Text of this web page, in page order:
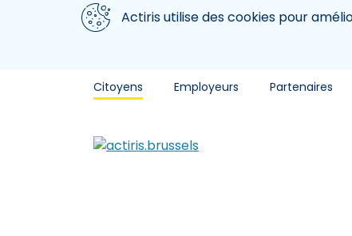
Aller au contenu principal
Nous utilisons des cookiesActiris utilise des cookies pour
Citoyens Employeurs Partenaires